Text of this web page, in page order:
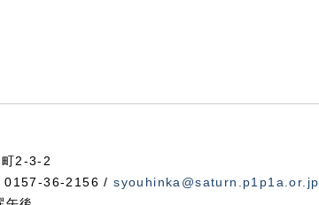
2-3-2
0157-36-2156 /syouhinka@saturn.p1p1a.or.jp